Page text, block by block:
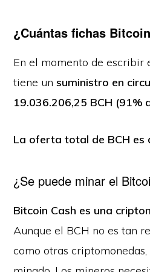
¿Cuántas fichas
En el momento de escribir
tiene unsuministro en
19.036.206,25 BCH (91%
La oferta total de BCH es
¿Se puede minar el
Bitcoin Cash es una
Aunque el BCH no es tan
como otras